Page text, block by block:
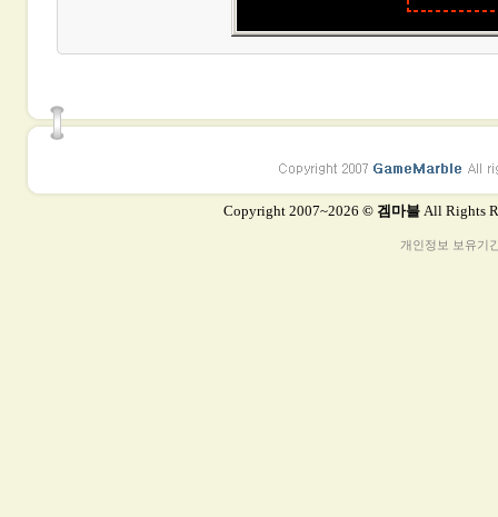
Copyright 2007~2026 © 겜마블 All Rights
개인정보 보유기